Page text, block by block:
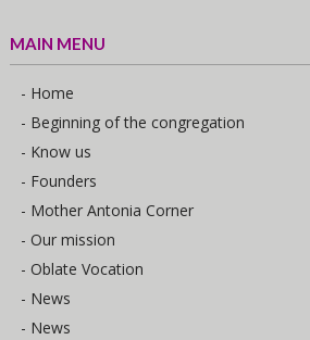
MAIN MENU
- Home
- Beginning of the congregation
- Know us
- Founders
- Mother Antonia Corner
- Our mission
- Oblate Vocation
- News
- News